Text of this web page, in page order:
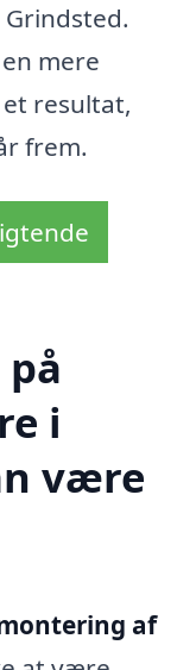
mere
resultat,
frem.
i
være
af